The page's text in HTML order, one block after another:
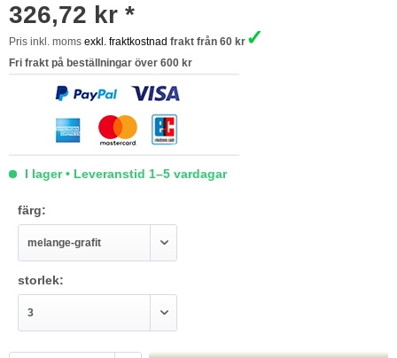
326,72 kr *
Pris inkl. moms exkl. fraktkostnad frakt från 60 kr ✓
Fri frakt på beställningar över 600 kr
I lager • Leveranstid 1–5 vardagar
färg:
storlek: